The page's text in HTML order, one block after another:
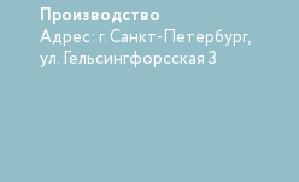
Производство
Адрес: г. Санкт-Петербург,
ул. Гельсингфорсская 3